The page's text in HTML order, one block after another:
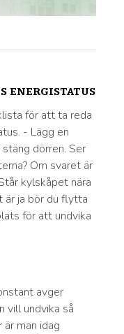
ENERGISTATUS
för att ta reda
- Lägg en
dörren. Ser
Om svaret är
kylskåpet nära
är ja bör du flytta
för att undvika
avger
vill undvika så
man idag